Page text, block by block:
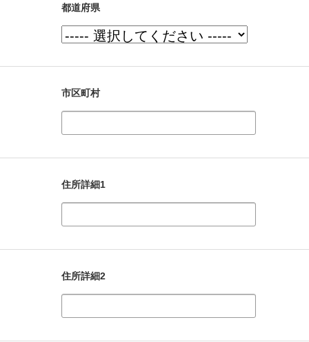
都道府県
市区町村
住所詳細1
住所詳細2